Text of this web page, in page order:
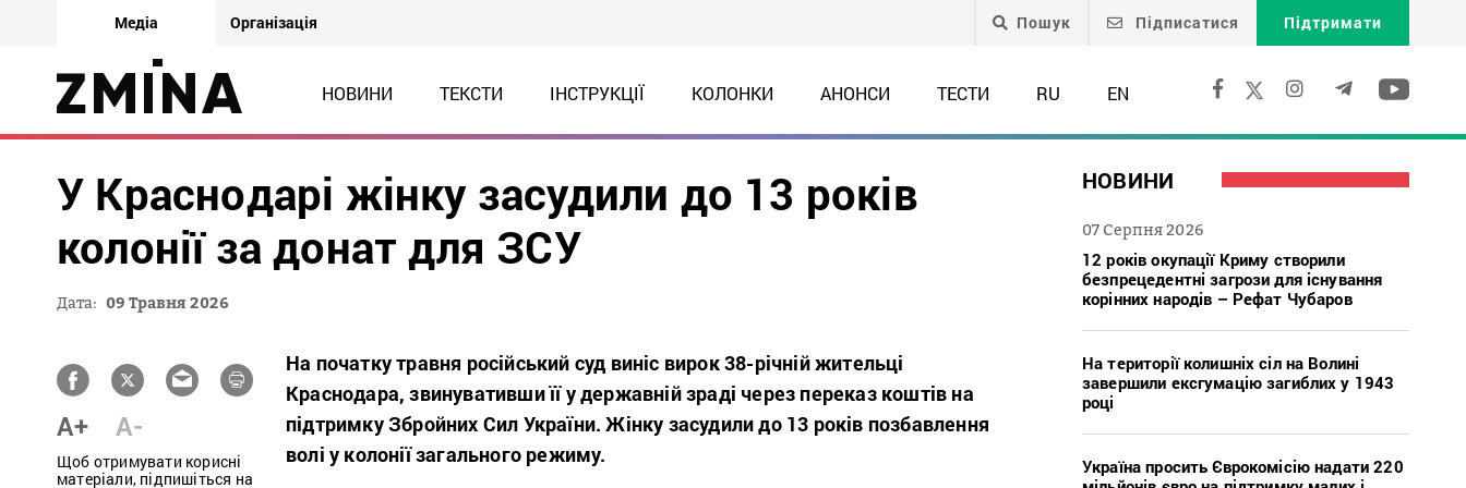
Медіа Організація Пошук Підписатися Підтримати
НОВИНИ ТЕКСТИ ІНСТРУКЦІЇ КОЛОНКИ АНОНСИ ТЕСТИ RU EN
У Краснодарі жінку засудили до 13 років
колонії за донат для ЗСУ
Дата: 09 Травня 2026
A+ A-
Щоб отримувати корисні
матеріали, підпишіться на
На початку травня російський суд виніс вирок 38-річній жительці
Краснодара, звинувативши її у державній зраді через переказ коштів на
підтримку Збройних Сил України. Жінку засудили до 13 років позбавлення
волі у колонії загального режиму.
НОВИНИ
07 Серпня 2026
12 років окупації Криму створили
безпрецедентні загрози для існування
корінних народів – Рефат Чубаров
На території колишніх сіл на Волині
завершили ексгумацію загиблих у 1943
році
Україна просить Єврокомісію надати 220